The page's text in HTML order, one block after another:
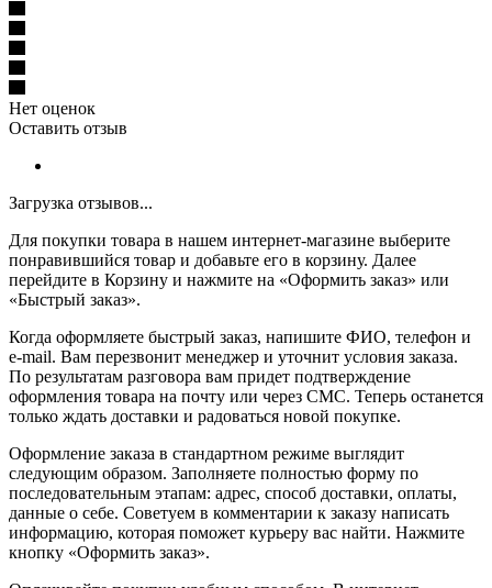
Нет оценок
Оставить отзыв
Загрузка отзывов...
Для покупки товара в нашем интернет-магазине выберите
понравившийся товар и добавьте его в корзину. Далее
перейдите в Корзину и нажмите на «Оформить заказ» или
«Быстрый заказ».
Когда оформляете быстрый заказ, напишите ФИО, телефон и
e-mail. Вам перезвонит менеджер и уточнит условия заказа.
По результатам разговора вам придет подтверждение
оформления товара на почту или через СМС. Теперь останется
только ждать доставки и радоваться новой покупке.
Оформление заказа в стандартном режиме выглядит
следующим образом. Заполняете полностью форму по
последовательным этапам: адрес, способ доставки, оплаты,
данные о себе. Советуем в комментарии к заказу написать
информацию, которая поможет курьеру вас найти. Нажмите
кнопку «Оформить заказ».